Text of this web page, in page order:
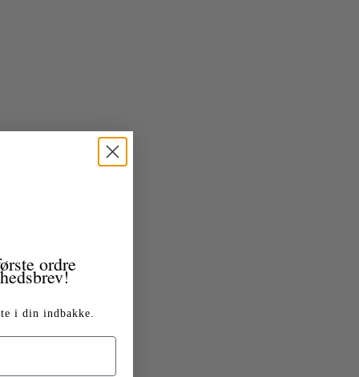
ordre
i din indbakke.